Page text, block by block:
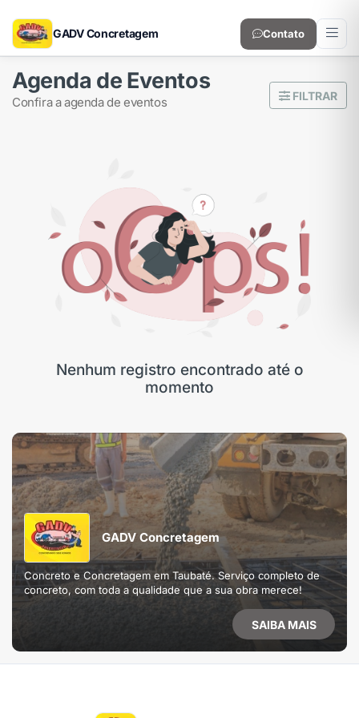
GADV Concretagem Contato
Agenda de Eventos
confira a agenda de eventos FILTRAR
Nenhum registro encontrado até o
momento
GADV Concretagem
Concreto e Concretagem em Taubaté. Serviço completo de
concreto, com toda a qualidade que a sua obra merece!
SAIBA MAIS